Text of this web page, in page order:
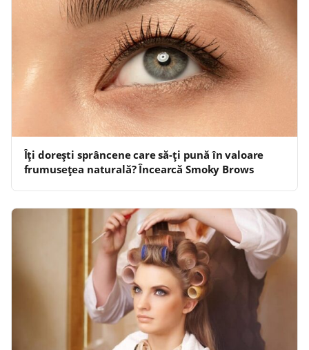
Îți dorești sprâncene care să-ți pună în valoare
frumusețea naturală? Încearcă Smoky Brows